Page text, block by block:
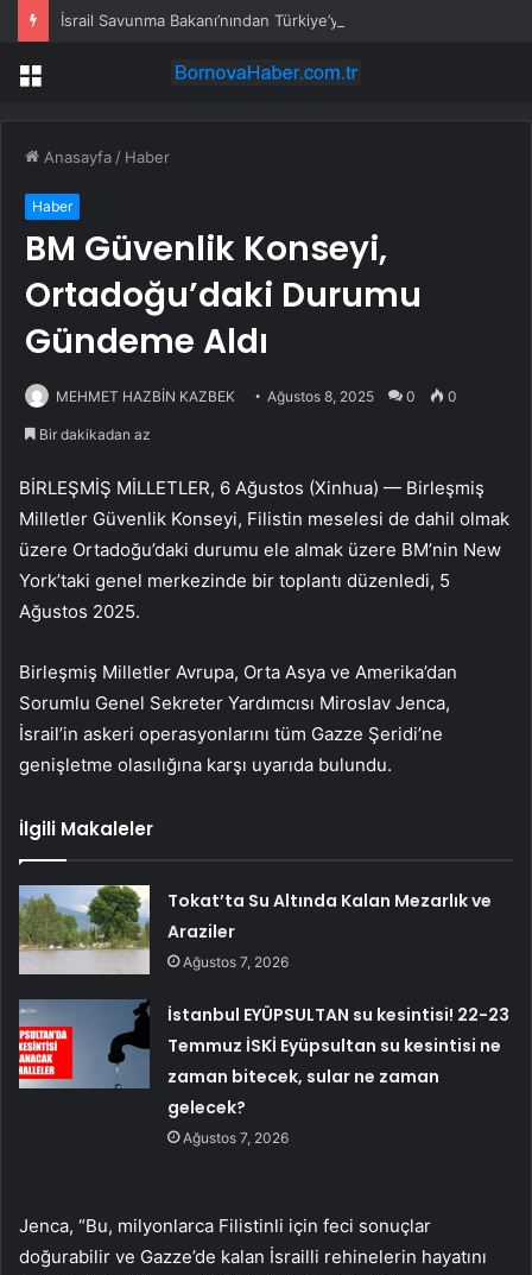
Menü
Anasayfa / Haber
Haber
BM Güvenlik Konseyi,
Ortadoğu’daki Durumu
Gündeme Aldı
MEHMET HAZBİN KAZBEK Ağustos 8, 2025 0 0
Bir dakikadan az
BİRLEŞMİŞ MİLLETLER, 6 Ağustos (Xinhua) — Birleşmiş
Milletler Güvenlik Konseyi, Filistin meselesi de dahil olmak
üzere Ortadoğu’daki durumu ele almak üzere BM’nin New
York’taki genel merkezinde bir toplantı düzenledi, 5
Ağustos 2025.
Birleşmiş Milletler Avrupa, Orta Asya ve Amerika’dan
Sorumlu Genel Sekreter Yardımcısı Miroslav Jenca,
İsrail’in askeri operasyonlarını tüm Gazze Şeridi’ne
genişletme olasılığına karşı uyarıda bulundu.
İlgili Makaleler
Tokat’ta Su Altında Kalan Mezarlık ve
Araziler
Ağustos 7, 2026
İstanbul EYÜPSULTAN su kesintisi! 22-23
Temmuz İSKİ Eyüpsultan su kesintisi ne
zaman bitecek, sular ne zaman
gelecek?
Ağustos 7, 2026
Jenca, “Bu, milyonlarca Filistinli için feci sonuçlar
doğurabilir ve Gazze’de kalan İsrailli rehinelerin hayatını